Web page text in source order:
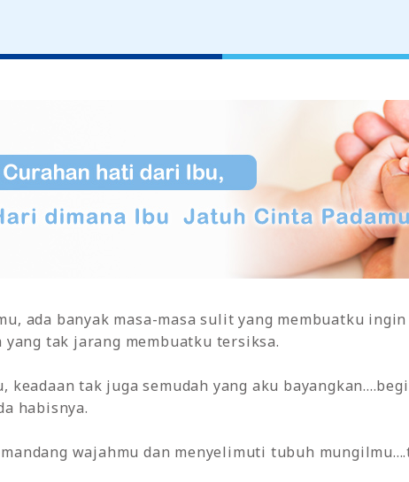
ada banyak masa-masa sulit yang membuatku
tak jarang membuatku tersiksa.
tak juga semudah yang aku
habisnya.
wajahmu dan menyelimuti tubuh